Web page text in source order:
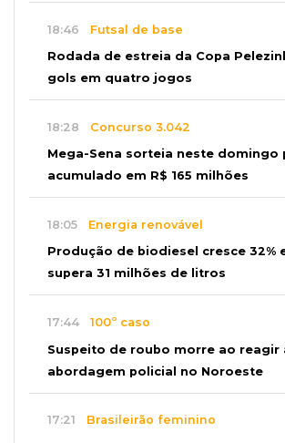
18:46 Futsal de base
Rodada de estreia da Copa
gols em quatro jogos
18:28 Concurso 3.042
Mega-Sena sorteia neste domingo
acumulado em R$ 165 milhões
18:05 Energia renovável
Produção de biodiesel cresce 32%
supera 31 milhões de litros
17:44 100º caso
Suspeito de roubo morre ao reagir
abordagem policial no Noroeste
17:21 Brasileirão feminino